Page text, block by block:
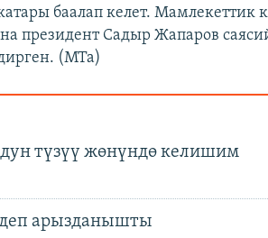
баалап келет. Мамлекеттик
президент Садыр Жапаров
(МТа)
түзүү жөнүндө келишим
арызданышты